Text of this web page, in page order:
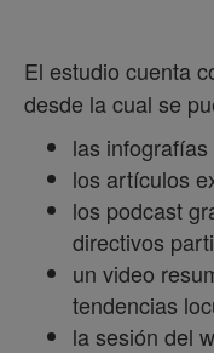
El estudio cuenta
desde la cual se
las
los artículos
los podcast
directivos
un video
tendencias
la sesión del